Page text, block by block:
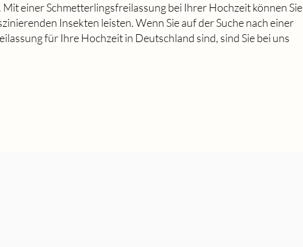
einer Schmetterlingsfreilassung bei Ihrer Hochzeit können Sie
Insekten leisten. Wenn Sie auf der Suche nach einer
für Ihre Hochzeit in Deutschland sind, sind Sie bei uns